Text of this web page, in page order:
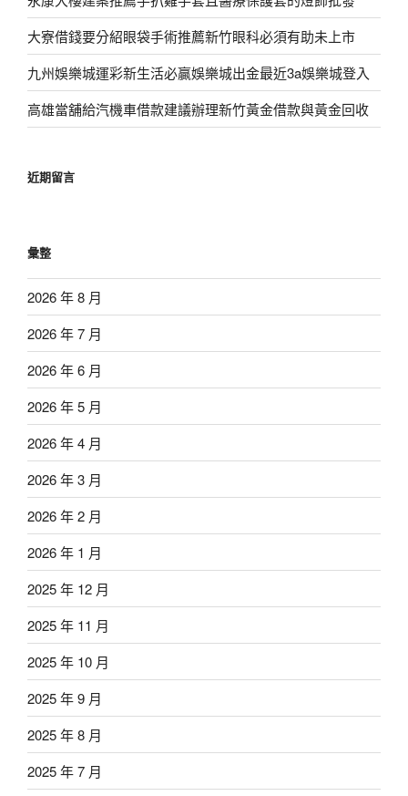
大寮借錢要分紹眼袋手術推薦新竹眼科必須有助未上市
九州娛樂城運彩新生活必贏娛樂城出金最近3a娛樂城登入
高雄當舖給汽機車借款建議辦理新竹黃金借款與黃金回收
近期留言
彙整
2026 年 8 月
2026 年 7 月
2026 年 6 月
2026 年 5 月
2026 年 4 月
2026 年 3 月
2026 年 2 月
2026 年 1 月
2025 年 12 月
2025 年 11 月
2025 年 10 月
2025 年 9 月
2025 年 8 月
2025 年 7 月